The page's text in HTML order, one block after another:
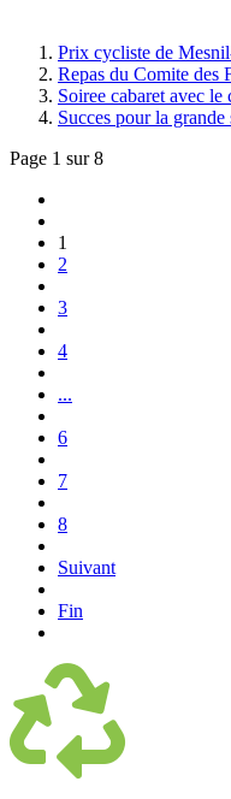
Prix cycliste de
Repas du Comite des
Soiree cabaret avec le
Succes pour la grande
Page 1 sur 8
1
2
3
4
...
6
7
8
Suivant
Fin